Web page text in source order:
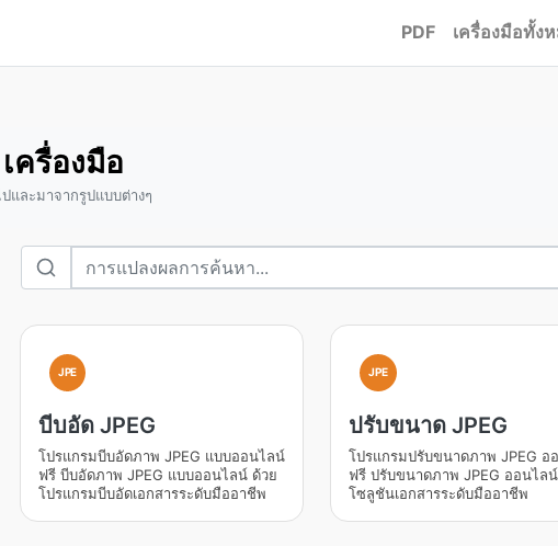
PDF เครื่องมือทั้ง
ครื่องมือ
ปและมาจากรูปแบบต่างๆ
JPE
บีบอัด JPEG
โปรแกรมบีบอัดภาพ JPEG แบบออนไลน์
ฟรี บีบอัดภาพ JPEG แบบออนไลน์ ด้วย
โปรแกรมบีบอัดเอกสารระดับมืออาชีพ
JPE
ปรับขนาด JPEG
โปรแกรมปรับขนาดภาพ JPEG อ
ฟรี ปรับขนาดภาพ JPEG ออนไลน์
โซลูชันเอกสารระดับมืออาชีพ